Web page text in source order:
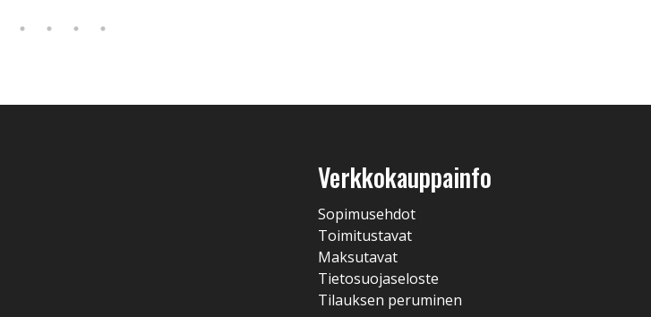
Verkkokauppainfo
Sopimusehdot
Toimitustavat
Maksutavat
Tietosuojaseloste
Tilauksen peruminen